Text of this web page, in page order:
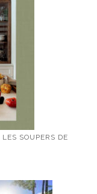
SOUPERS DE